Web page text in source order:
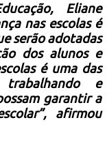
Eliane
nas escolas é
serão adotadas
dos alunos e
é uma das
trabalhando e
garantir a
afirmou